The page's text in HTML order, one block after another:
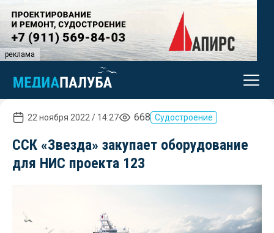
реклама
22 ноября 2022 / 14:27 668 Судостроение
ССК «Звезда» закупает оборудование
для НИС проекта 123